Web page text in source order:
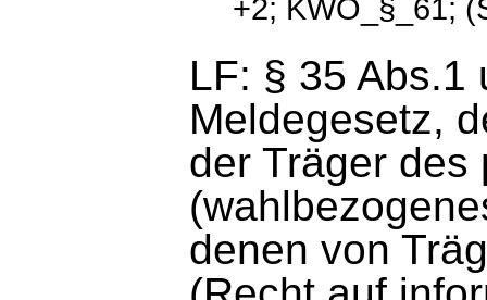
+2; KWO_§_61;
LF: § 35 Abs.1
Meldegesetz,
der Träger des
denen von